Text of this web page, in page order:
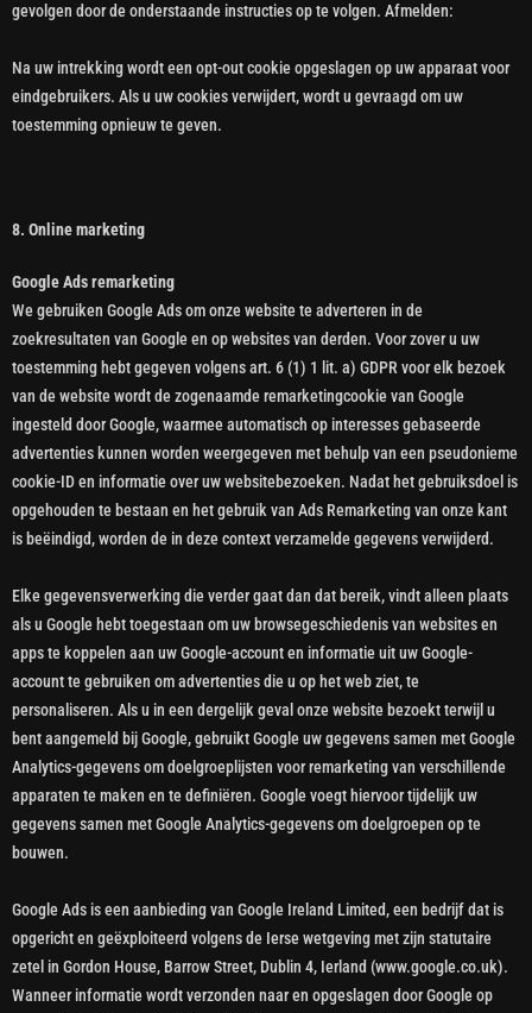
gevolgen door de onderstaande instructies op te volgen. Afmelden:
Na uw intrekking wordt een opt-out cookie opgeslagen op uw apparaat voor
eindgebruikers. Als u uw cookies verwijdert, wordt u gevraagd om uw
toestemming opnieuw te geven.
8. Online marketing
Google Ads remarketing
We gebruiken Google Ads om onze website te adverteren in de
zoekresultaten van Google en op websites van derden. Voor zover u uw
toestemming hebt gegeven volgens art. 6 (1) 1 lit. a) GDPR voor elk bezoek
van de website wordt de zogenaamde remarketingcookie van Google
ingesteld door Google, waarmee automatisch op interesses gebaseerde
advertenties kunnen worden weergegeven met behulp van een pseudonieme
cookie-ID en informatie over uw websitebezoeken. Nadat het gebruiksdoel is
opgehouden te bestaan en het gebruik van Ads Remarketing van onze kant
is beëindigd, worden de in deze context verzamelde gegevens verwijderd.
Elke gegevensverwerking die verder gaat dan dat bereik, vindt alleen plaats
als u Google hebt toegestaan om uw browsegeschiedenis van websites en
apps te koppelen aan uw Google-account en informatie uit uw Google-
account te gebruiken om advertenties die u op het web ziet, te
personaliseren. Als u in een dergelijk geval onze website bezoekt terwijl u
bent aangemeld bij Google, gebruikt Google uw gegevens samen met Google
Analytics-gegevens om doelgroeplijsten voor remarketing van verschillende
apparaten te maken en te definiëren. Google voegt hiervoor tijdelijk uw
gegevens samen met Google Analytics-gegevens om doelgroepen op te
bouwen.
Google Ads is een aanbieding van Google Ireland Limited, een bedrijf dat is
opgericht en geëxploiteerd volgens de Ierse wetgeving met zijn statutaire
zetel in Gordon House, Barrow Street, Dublin 4, Ierland (www.google.co.uk).
Wanneer informatie wordt verzonden naar en opgeslagen door Google op